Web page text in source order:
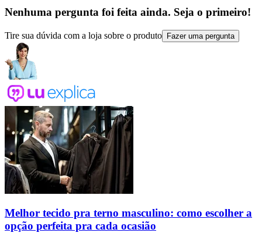
Nenhuma pergunta foi feita ainda. Seja o primeiro!
Tire sua dúvida com a loja sobre o produto Fazer uma pergunta
Melhor tecido pra terno masculino: como escolher a
opção perfeita pra cada ocasião